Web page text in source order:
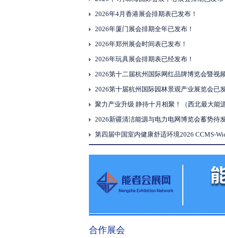
2026年4月香港展会排期表已发布！
2026年厦门展会排期全年已发布！
2026年郑州展会时间表已发布！
2026年玩具展会排期表已经发布！
2026第十届杭州国际园林景观产业展览会已
2026新疆清洁能源与电力电网博览会蓄势待
合作展会